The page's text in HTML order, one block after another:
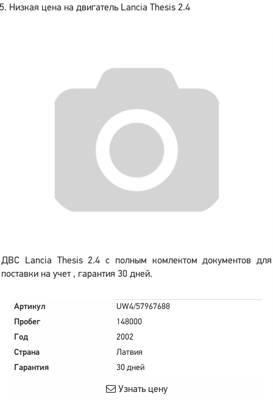
Низкая цена на двигатель Lancia Thesis 2.4
ДВС Lancia Thesis 2.4 с полным комлектом документов для
поставки на учет , гарантия 30 дней.
Артикул
UW4/57967688
Пробег
148000
Год
2002
Страна
Латвия
Гарантия
30 дней
Узнать цену